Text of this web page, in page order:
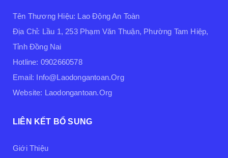
Tên Thương Hiệu: Lao Động An Toàn
Địa Chỉ: Lầu 1, 253 Phạm Văn Thuận, Phường Tam Hiệp,
Tỉnh Đồng Nai
Hotline: 0902660578
Email: Info@laodongantoan.org
Website: Laodongantoan.org
LIÊN KẾT BỔ SUNG
Giới Thiệu